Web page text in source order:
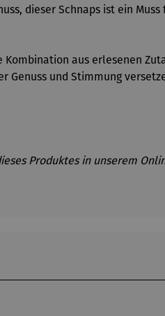
dieser Schnaps ist ein
Kombination aus erlesenen
Genuss und Stimmung
Produktes in unserem